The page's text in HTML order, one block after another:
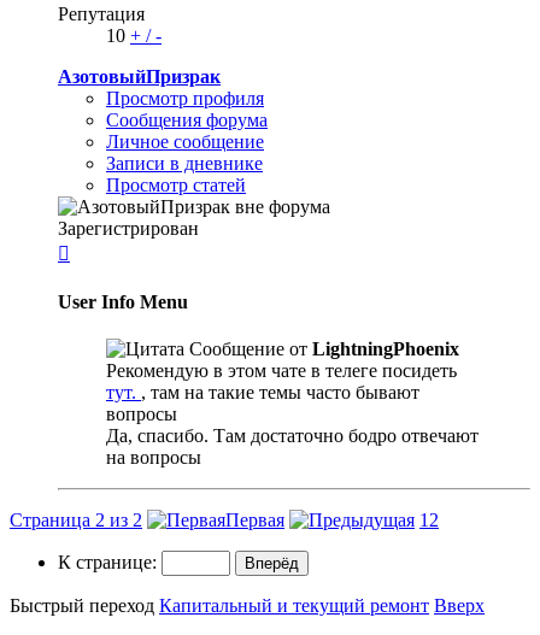
Репутация
10 + /-
АзотовыйПризрак
Просмотр профиля
Сообщения форума
Личное сообщение
Записи в дневнике
Просмотр статей
Зарегистрирован

User Info Menu
Сообщение от LightningPhoenix
Рекомендую в этом чате в телеге посидеть
тут. , там на такие темы часто бывают
вопросы
Да, спасибо. Там достаточно бодро отвечают
на вопросы
Страница 2 из 2 Первая 1 2
К странице:
Быстрый переход Капитальный и текущий ремонт Вверх